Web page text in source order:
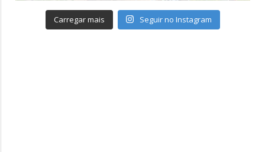
Carregar mais Seguir no Instagram